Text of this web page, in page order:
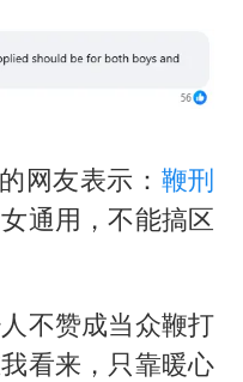
网友表示： 鞭刑
通用，不能搞区
不赞成当众鞭打
看来，只靠暖心